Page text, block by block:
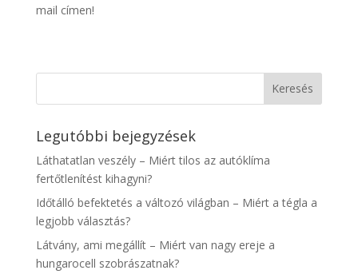
mail címen!
Legutóbbi bejegyzések
Láthatatlan veszély – Miért tilos az autóklíma
fertőtlenítést kihagyni?
Időtálló befektetés a változó világban – Miért a tégla a
legjobb választás?
Látvány, ami megállít – Miért van nagy ereje a
hungarocell szobrászatnak?